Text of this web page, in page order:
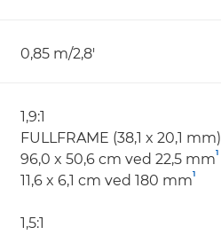
0,85 m/2,8'
1,9:1
FULLFRAME (38,1 x 20,1 mm)
96,0 x 50,6 cm ved 22,5 mm1
11,6 x 6,1 cm ved 180 mm1
1,5:1